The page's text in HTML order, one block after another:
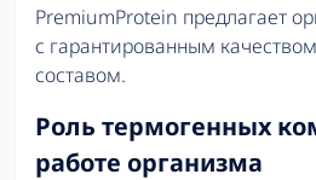
PremiumProtein предлагает
с гарантированным
составом.
Роль термогенных
работе организма